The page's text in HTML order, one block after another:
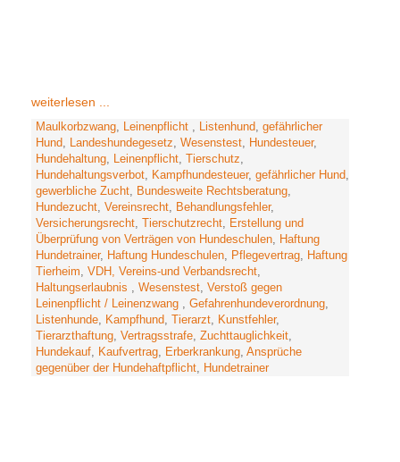
weiterlesen ...
Maulkorbzwang, Leinenpflicht , Listenhund, gefährlicher
Hund, Landeshundegesetz, Wesenstest, Hundesteuer,
Hundehaltung, Leinenpflicht, Tierschutz,
Hundehaltungsverbot, Kampfhundesteuer, gefährlicher Hund,
gewerbliche Zucht, Bundesweite Rechtsberatung,
Hundezucht, Vereinsrecht, Behandlungsfehler,
Versicherungsrecht, Tierschutzrecht, Erstellung und
Überprüfung von Verträgen von Hundeschulen, Haftung
Hundetrainer, Haftung Hundeschulen, Pflegevertrag, Haftung
Tierheim, VDH, Vereins-und Verbandsrecht,
Haltungserlaubnis , Wesenstest, Verstoß gegen
Leinenpflicht / Leinenzwang , Gefahrenhundeverordnung,
Listenhunde, Kampfhund, Tierarzt, Kunstfehler,
Tierarzthaftung, Vertragsstrafe, Zuchttauglichkeit,
Hundekauf, Kaufvertrag, Erberkrankung, Ansprüche
gegenüber der Hundehaftpflicht, Hundetrainer